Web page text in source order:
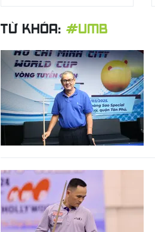
TỪ KHÓA: #UMB